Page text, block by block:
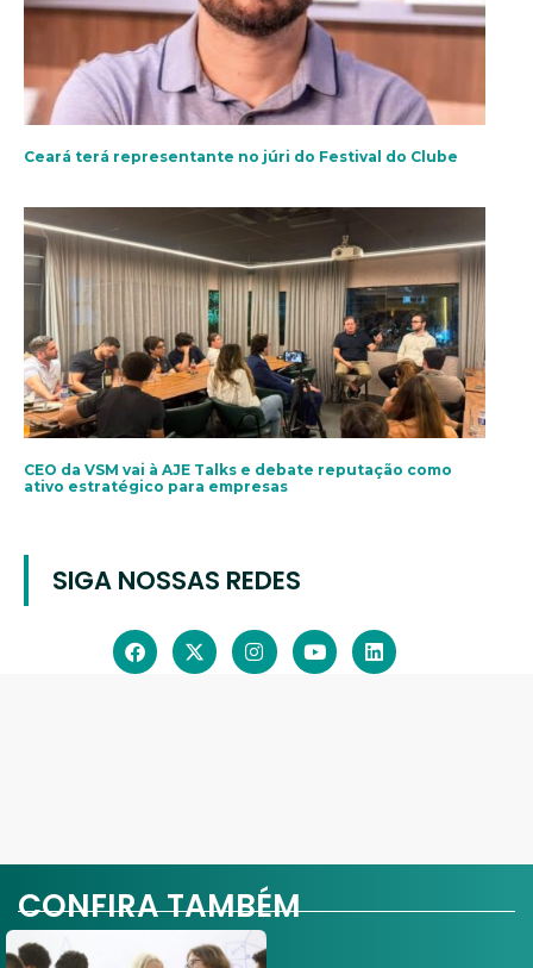
Ceará terá representante no júri do Festival do Clube
CEO da VSM vai à AJE Talks e debate reputação como
ativo estratégico para empresas
SIGA NOSSAS REDES
CONFIRA TAMBÉM